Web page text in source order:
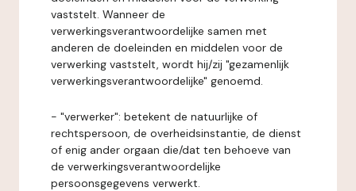
vaststelt. Wanneer de
verwerkingsverantwoordelijke samen met
anderen de doeleinden en middelen voor de
verwerking vaststelt, wordt hij/zij "gezamenlijk
verwerkingsverantwoordelijke" genoemd.
- "verwerker": betekent de natuurlijke of
rechtspersoon, de overheidsinstantie, de dienst
of enig ander orgaan die/dat ten behoeve van
de verwerkingsverantwoordelijke
persoonsgegevens verwerkt.